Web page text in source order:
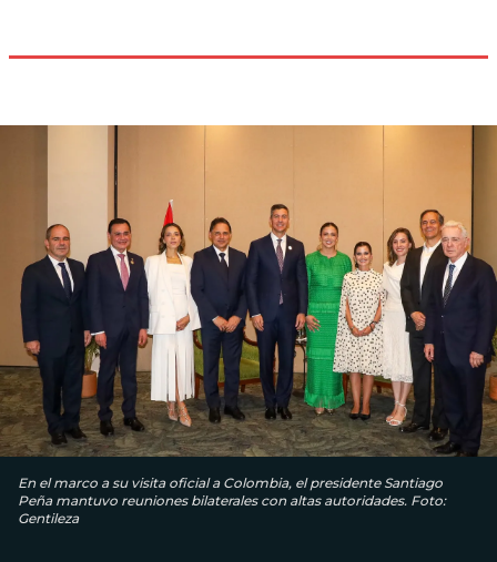
En el marco a su visita oficial a Colombia, el presidente Santiago
Peña mantuvo reuniones bilaterales con altas autoridades. Foto:
Gentileza